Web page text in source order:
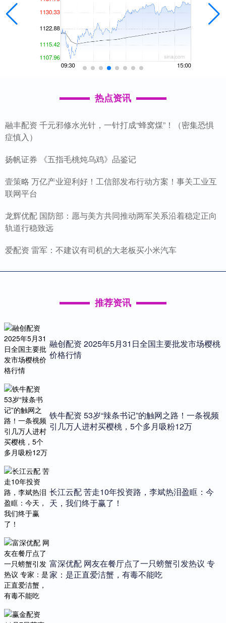
热点资讯
融丰配资 千元邪修水光针，一针打成“蜂窝煤”！（密集恐惧
症慎入）
扬帆证券 《五指毛桃炖乌鸡》品鉴记
壹策略 万亿产业迎利好！工信部发布行动方案！事关工业互
联网平台
龙辉优配 国防部：愿与美方共同推动两军关系沿着稳定正向
轨道行稳致远
爱配资 雷军：不建议有司机的大老板买小米汽车
推荐资讯
融创配资 2025年5月31日全国主要批发市场樱桃
价格行情
铁牛配资 53岁“辣条书记”的触网之路！一条视频
引几万人进村买樱桃，5个多月吸粉12万
长江云配 苦走10年投资路，李斌热泪盈眶：今
天，我们终于赢了！
富深优配 网友在餐厅点了一只螃蟹引发热议 专
家：是正直爱洁蟹，有毒不能吃